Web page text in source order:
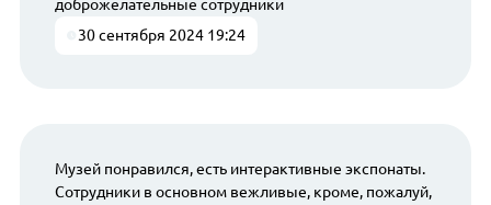
доброжелательные сотрудники
30 сентября 2024 19:24
Музей понравился, есть интерактивные экспонаты.
Сотрудники в основном вежливые, кроме, пожалуй,